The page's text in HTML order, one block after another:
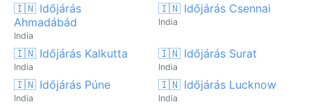
🇮🇳 Időjárás
Ahmadábád
India
🇮🇳 Időjárás Csennai
India
🇮🇳 Időjárás Kalkutta
India
🇮🇳 Időjárás Surat
India
🇮🇳 Időjárás Púne
India
🇮🇳 Időjárás Lucknow
India